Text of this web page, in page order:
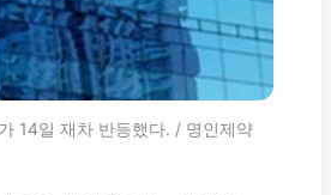
14일 재차 반등했다. / 명인제약